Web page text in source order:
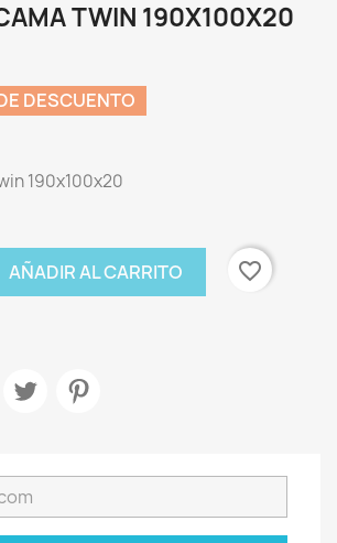
TWIN 190X100X20
DESCUENTO
190x100x20
AÑADIR AL CARRITO favorite_border